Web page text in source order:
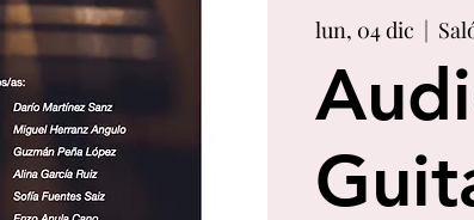
lun, 04 dic
  |